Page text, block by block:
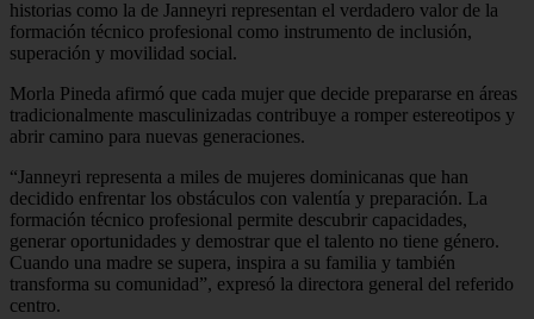
historias como la de Janneyri representan el verdadero valor de la
formación técnico profesional como instrumento de inclusión,
superación y movilidad social.
Morla Pineda afirmó que cada mujer que decide prepararse en áreas
tradicionalmente masculinizadas contribuye a romper estereotipos y
abrir camino para nuevas generaciones.
“Janneyri representa a miles de mujeres dominicanas que han
decidido enfrentar los obstáculos con valentía y preparación. La
formación técnico profesional permite descubrir capacidades,
generar oportunidades y demostrar que el talento no tiene género.
Cuando una madre se supera, inspira a su familia y también
transforma su comunidad”, expresó la directora general del referido
centro.